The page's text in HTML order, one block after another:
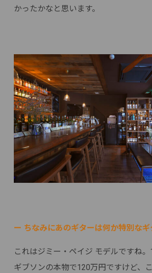
かったかなと思います。
ー ちなみにあのギターは何か特別なギ
これはジミー・ペイジ モデルですね。
ギブソンの本物で120万円ですけど、